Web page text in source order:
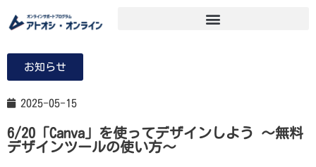
お知らせ
2025-05-15
6/20「Canva」を使ってデザインしよう ～無料
デザインツールの使い方～